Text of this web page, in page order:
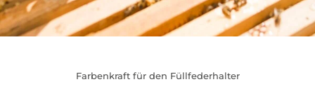
Farbenkraft für den Füllfederhalter